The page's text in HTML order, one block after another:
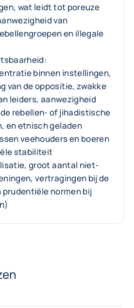
wat leidt tot poreuze
van
en illegale
binnen instellingen,
van de oppositie, zwakke
leiders, aanwezigheid
rebellen- of jihadistische
en etnisch geladen
veehouders en boeren
stabiliteit
groot aantal niet-
vertragingen bij de
prudentiële normen bij